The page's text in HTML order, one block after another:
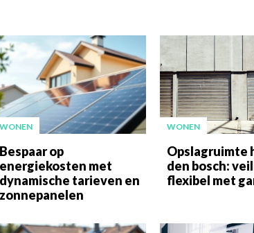
WONEN
Bespaar op
energiekosten met
dynamische tarieven en
zonnepanelen
WONEN
Opslagruimte
den bosch:
flexibel met